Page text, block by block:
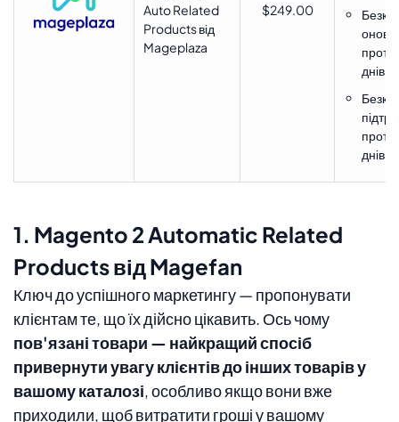
Auto Related
Products від
Mageplaza
$249.00
днів
днів
1. Magento 2 Automatic Related
Products від Magefan
Ключ до успішного маркетингу — пропонувати
клієнтам те, що їх дійсно цікавить. Ось чому
пов'язані товари — найкращий спосіб
привернути увагу клієнтів до інших товарів у
вашому каталозі, особливо якщо вони вже
приходили, щоб витратити гроші у вашому